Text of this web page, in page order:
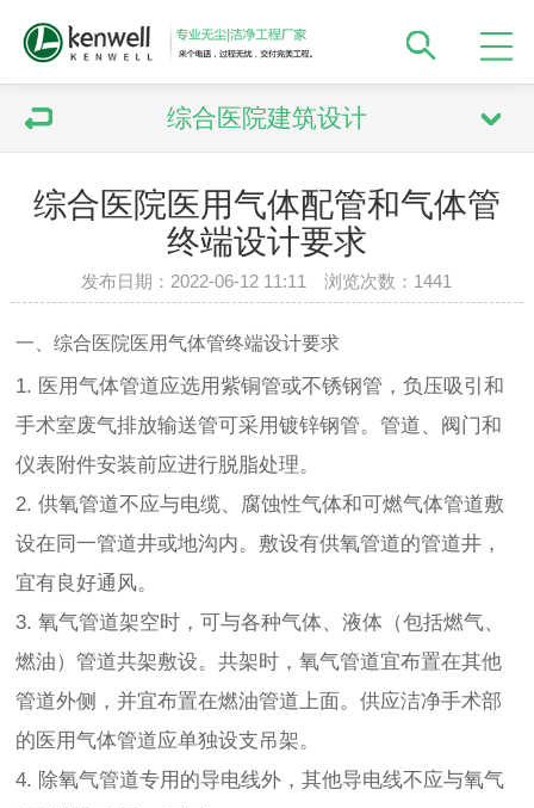
综合医院建筑设计
综合医院医用气体配管和气体管
终端设计要求
发布日期：2022-06-12 11:11 浏览次数： 1441
一、综合医院医用气体管终端设计要求
1. 医用气体管道应选用紫铜管或不锈钢管，负压吸引和
手术室废气排放输送管可采用镀锌钢管。管道、阀门和
仪表附件安装前应进行脱脂处理。
2. 供氧管道不应与电缆、腐蚀性气体和可燃气体管道敷
设在同一管道井或地沟内。敷设有供氧管道的管道井，
宜有良好通风。
3. 氧气管道架空时，可与各种气体、液体（包括燃气、
燃油）管道共架敷设。共架时，氧气管道宜布置在其他
管道外侧，并宜布置在燃油管道上面。供应洁净手术部
的医用气体管道应单独设支吊架。
4. 除氧气管道专用的导电线外，其他导电线不应与氧气